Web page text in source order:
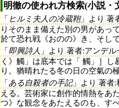
明徹の使われ方検索(小説・
「 ヒルミ夫人の冷蔵鞄」より 著
りそのまま備えた別の男があっ
於て恐れ戦《おのの》き、そし
「 即興詩人 」より 著者:アンデ
く》觸」は底本では「 觸」］
り。猶晴れたる冬の日の空氣の
「 ある自殺者の手記」より 著者:
える。芸術家に創作的情熱をあ
つ》な観念をあたえるのも、す